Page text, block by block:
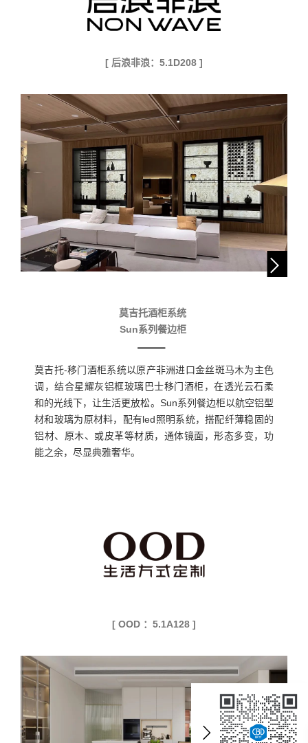
[ 后浪非浪：5.1D208 ]
莫吉托酒柜系统
Sun系列餐边柜
莫吉托-移门酒柜系统以原产非洲进口金丝斑马木为主色
调，结合星耀灰铝框玻璃巴士移门酒柜，在透光云石柔
和的光线下，让生活更放松。Sun系列餐边柜以航空铝型
材和玻璃为原材料，配有led照明系统，搭配纤薄稳固的
铝材、原木、或皮革等材质，通体镜面，形态多变，功
能之余，尽显典雅奢华。
[ OOD ：5.1A128 ]